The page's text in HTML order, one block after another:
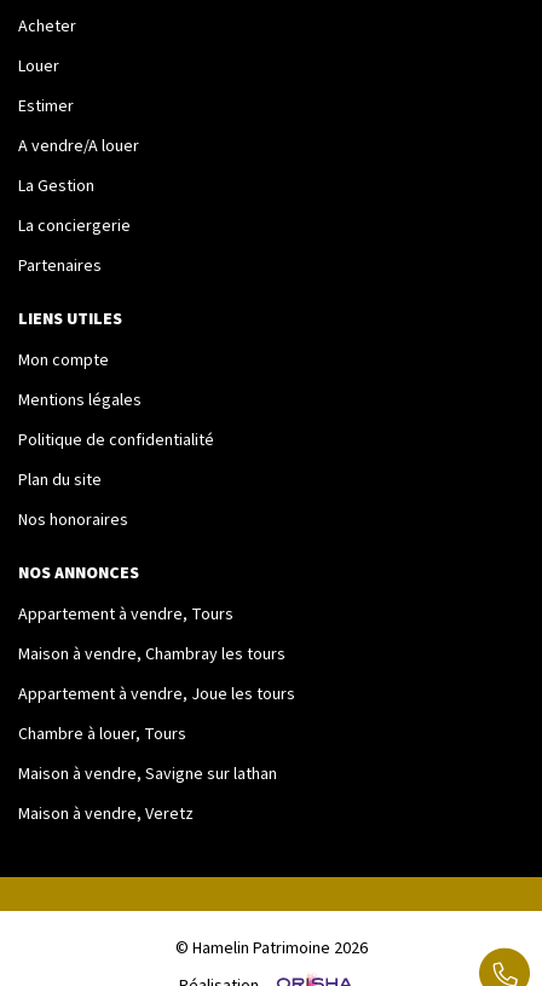
Acheter
Louer
Estimer
A vendre/A louer
La Gestion
La conciergerie
Partenaires
LIENS UTILES
Mon compte
Mentions légales
Politique de confidentialité
Plan du site
Nos honoraires
NOS ANNONCES
Appartement à vendre, Tours
Maison à vendre, Chambray les tours
Appartement à vendre, Joue les tours
Chambre à louer, Tours
Maison à vendre, Savigne sur lathan
Maison à vendre, Veretz
© Hamelin Patrimoine 2026